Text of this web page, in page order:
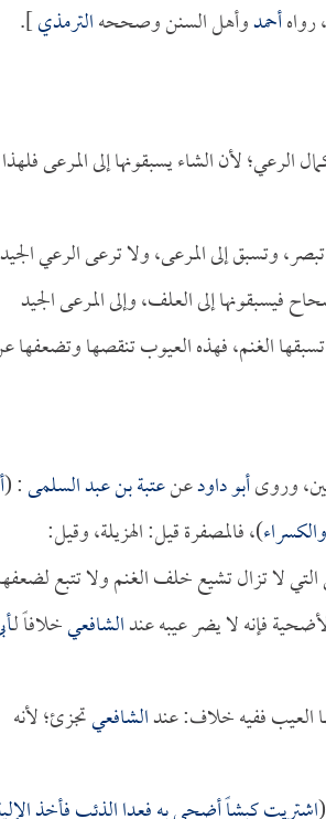
رواهأحمدوأهل السنن وصححهالترمذي].
لأن الشاء يسبقونها إلى المرعى
وتسبق إلى المرعى، ولا ترعى الرعي
فيسبقونها إلى العلف، وإلى المرعى الجيد
الغنم، فهذه العيوب تنقصها وتضعفها
وروىأبو داودعنعتبة بن عبد السلمى: (
)، فالمصفرة قيل: الهزيلة، وقيل:
التي لا تزال تشيع خلف الغنم ولا تتبع
فإنه لا يضر عيبه عندالشافعيخلافاً لـ
العيب ففيه خلاف: عندالشافعيتجزئ؛ لأنه